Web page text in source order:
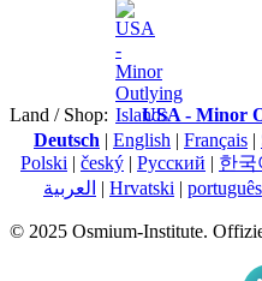
Land / Shop: USA - Minor
Deutsch | English | Français |
Polski | český | Pусский | 한국
العربية | Hrvatski | português
© 2025 Osmium-Institute.